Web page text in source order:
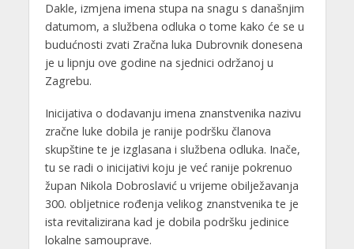
Dakle, izmjena imena stupa na snagu s današnjim
datumom, a službena odluka o tome kako će se u
budućnosti zvati Zračna luka Dubrovnik donesena
je u lipnju ove godine na sjednici održanoj u
Zagrebu.
Inicijativa o dodavanju imena znanstvenika nazivu
zračne luke dobila je ranije podršku članova
skupštine te je izglasana i službena odluka. Inače,
tu se radi o inicijativi koju je već ranije pokrenuo
župan Nikola Dobroslavić u vrijeme obilježavanja
300. obljetnice rođenja velikog znanstvenika te je
ista revitalizirana kad je dobila podršku jedinice
lokalne samouprave.